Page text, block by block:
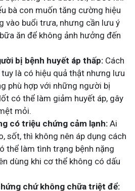
bà con muốn tăng cường hiệu
vào buổi trưa, nhưng cần lưu ý
ăn để không ảnh hưởng đến
bị bệnh huyết áp thấp: Cách
là có hiệu quả thật nhưng lưu
phù hợp với những người bị
có thể làm giảm huyết áp, gây
mỏi.
có triệu chứng cảm lạnh: Ai
sốt, thì không nên áp dụng cách
thể làm tình trạng bệnh nặng
dùng khi cơ thể không có dấu
chứ không chữa triệt để: